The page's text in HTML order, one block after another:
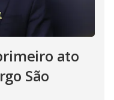
ato
São